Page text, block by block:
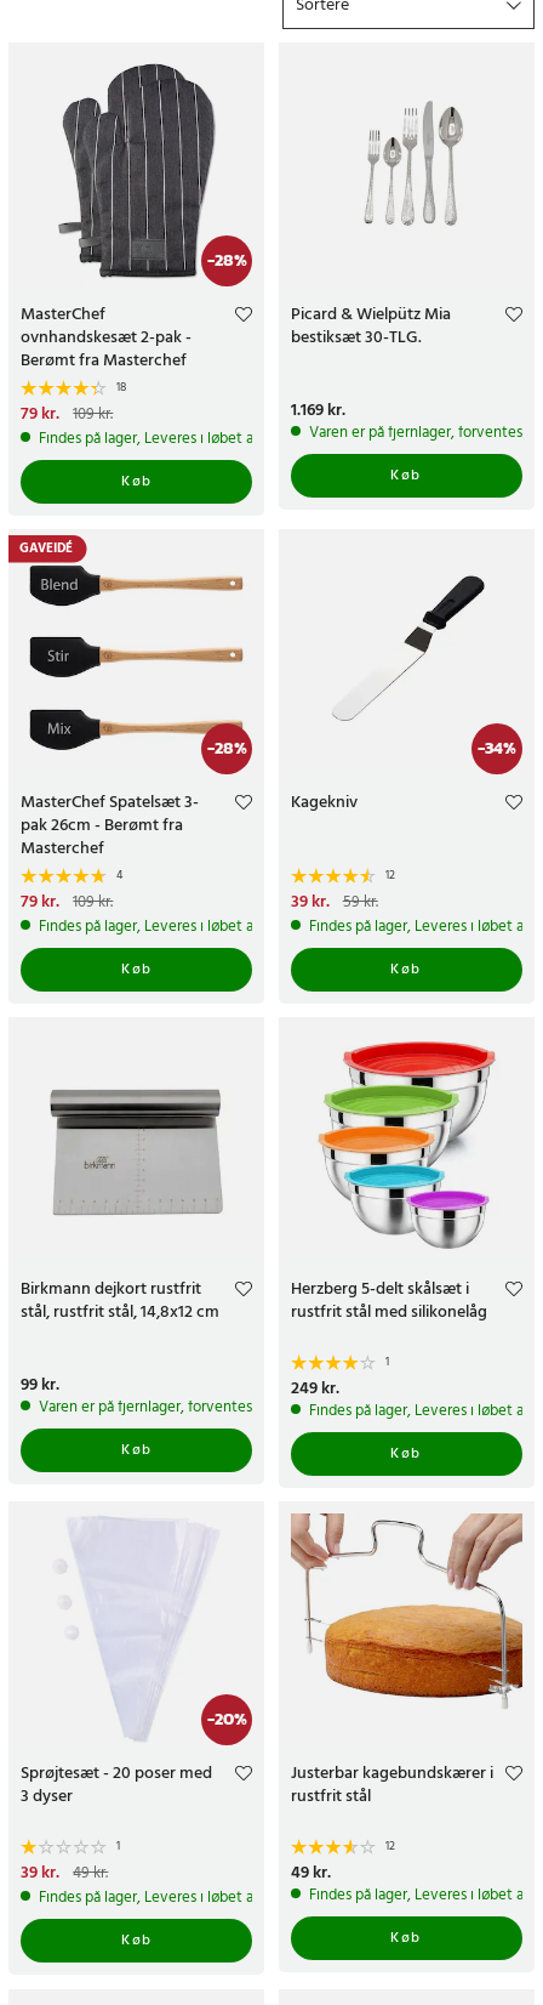
Sortere
-28%
MasterChef
ovnhandskesæt 2-pak -
Berømt fra Masterchef
18
Nuværende pris
pris:109 kr.
79 kr. 109 kr.
Findes på lager, Leveres i løbet af 1-2 hverdage
Køb
Picard & Wielpütz Mia
bestiksæt 30-TLG.
Pris:1.169 kr.
1.169 kr.
Varen er på fjernlager, forventes
Køb
-28%
GAVEIDÉ
MasterChef Spatelsæt 3-
pak 26cm - Berømt fra
Masterchef
4
Nuværende pris
pris:109 kr.
79 kr. 109 kr.
Findes på lager, Leveres i løbet af 1-2 hverdage
Køb
-34%
Kagekniv
12
Nuværende pris
pris:59 kr.
39 kr. 59 kr.
Findes på lager, Leveres i løbet af
Køb
Birkmann dejkort rustfrit
stål, rustfrit stål, 14,8x12 cm
Pris:99 kr.
99 kr.
Varen er på fjernlager, forventes at blive sendt inden for 5-7 hverdage
Køb
Herzberg 5-delt skålsæt i
rustfrit stål med silikonelåg
1
Pris:249 kr.
249 kr.
Findes på lager, Leveres i løbet af
Køb
-20%
Sprøjtesæt - 20 poser med
3 dyser
1
Nuværende pris
pris:49 kr.
39 kr. 49 kr.
Findes på lager, Leveres i løbet af 1-2 hverdage
Køb
Justerbar kagebundskærer i
rustfrit stål
12
Pris:49 kr.
49 kr.
Findes på lager, Leveres i løbet af
Køb